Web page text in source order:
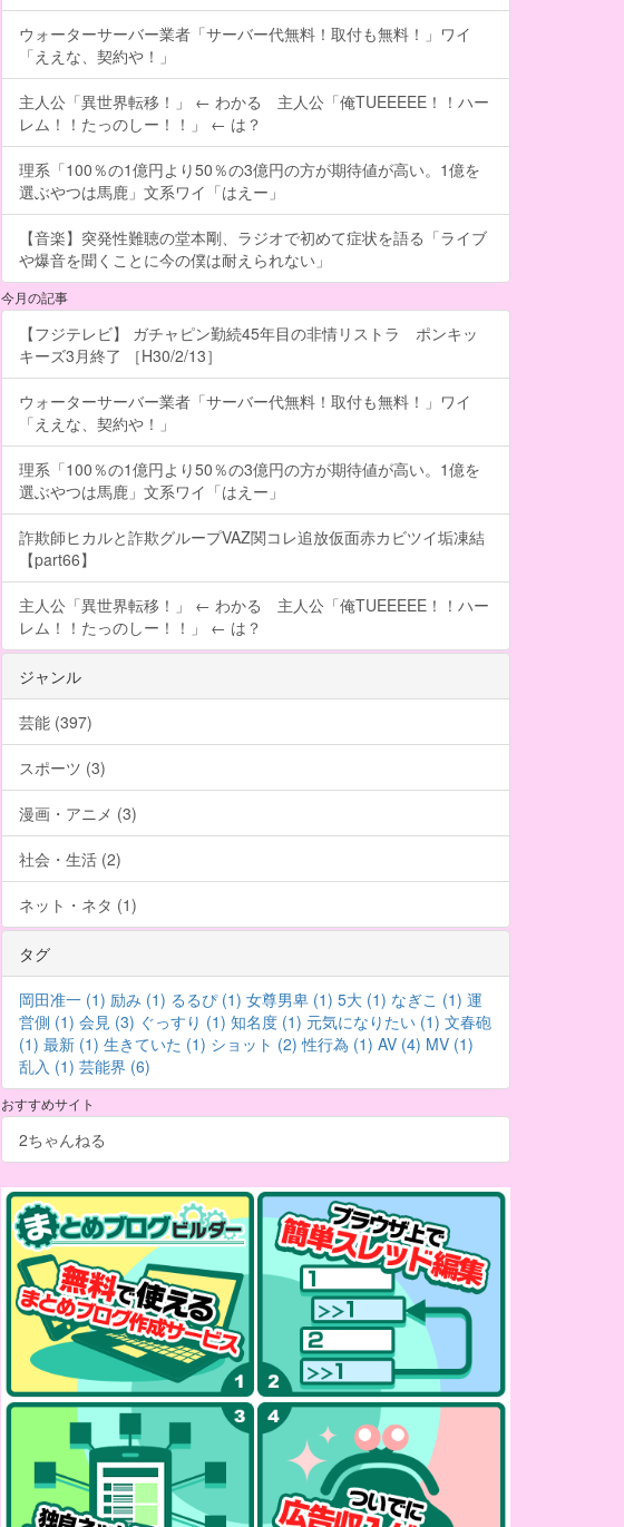
ウォーターサーバー業者「サーバー代無料！取付も無料！」ワイ
「ええな、契約や！」
主人公「異世界転移！」 ← わかる 主人公「俺TUEEEEE！！ハー
レム！！たっのしー！！」 ← は？
理系「100％の1億円より50％の3億円の方が期待値が高い。1億を
選ぶやつは馬鹿」文系ワイ「はえー」
【音楽】突発性難聴の堂本剛、ラジオで初めて症状を語る「ライブ
や爆音を聞くことに今の僕は耐えられない」
今月の記事
【フジテレビ】 ガチャピン勤続45年目の非情リストラ ポンキッ
キーズ3月終了 ［H30/2/13］
ウォーターサーバー業者「サーバー代無料！取付も無料！」ワイ
「ええな、契約や！」
理系「100％の1億円より50％の3億円の方が期待値が高い。1億を
選ぶやつは馬鹿」文系ワイ「はえー」
詐欺師ヒカルと詐欺グループVAZ関コレ追放仮面赤カビツイ垢凍結
【part66】
主人公「異世界転移！」 ← わかる 主人公「俺TUEEEEE！！ハー
レム！！たっのしー！！」 ← は？
ジャンル
芸能 (397)
スポーツ (3)
漫画・アニメ (3)
社会・生活 (2)
ネット・ネタ (1)
タグ
岡田准一 (1) 励み (1) るるぴ (1) 女尊男卑 (1) 5大 (1) なぎこ (1) 運
営側 (1) 会見 (3) ぐっすり (1) 知名度 (1) 元気になりたい (1) 文春砲
(1) 最新 (1) 生きていた (1) ショット (2) 性行為 (1) AV (4) MV (1)
乱入 (1) 芸能界 (6)
おすすめサイト
2ちゃんねる